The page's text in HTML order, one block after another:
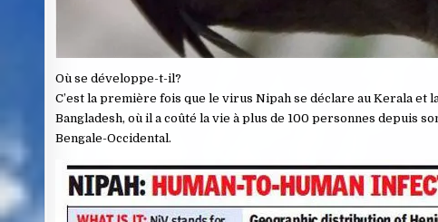
Où se développe-t-il?
C’est la première fois que le virus Nipah se déclare au Kerala
Bangladesh, où il a coûté la vie à plus de 100 personnes depuis
Bengale-Occidental.